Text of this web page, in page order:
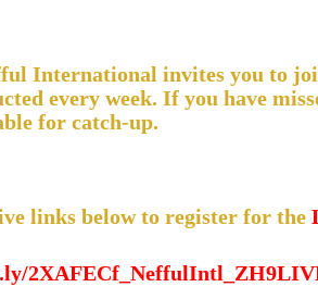
International invites you to
every week. If you have
for catch-up.
links below to register for the